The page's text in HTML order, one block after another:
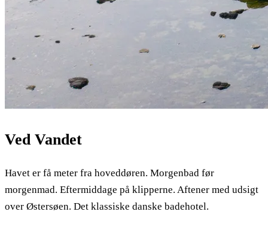
Ved Vandet
Havet er få meter fra hoveddøren. Morgenbad før
morgenmad. Eftermiddage på klipperne. Aftener med udsigt
over Østersøen. Det klassiske danske badehotel.